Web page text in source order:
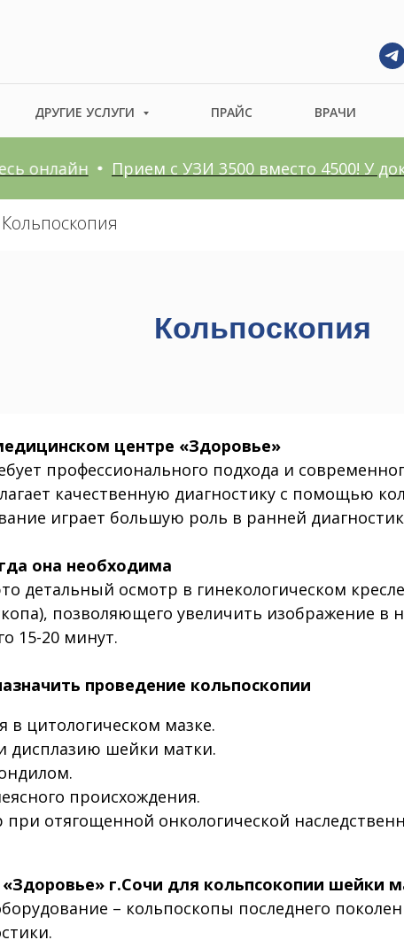
ДРУГИЕ УСЛУГИ ПРАЙС ВРАЧИ
Прием с УЗИ 3500 вместо 4500! У
Кольпоскопия
Кольпоскопия
центре «Здоровье»
профессионального подхода и
качественную диагностику с помощью
играет большую роль в ранней
она необходима
детальный осмотр в гинекологическом
позволяющего увеличить изображение в
15-20 минут.
проведение кольпоскопии
в цитологическом мазке.
дисплазию шейки матки.
происхождения.
отягощенной онкологической
г.Сочи для кольпсокопии шейки
– кольпоскопы последнего